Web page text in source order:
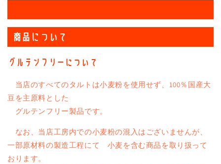
商品について
グルテンフリーについて
当店のすべてのタルトは小麦粉を使用せず、100％国産大
豆を主原料とした
グルテンフリー製品です。
なお、当店工房内での小麦粉の混入はございませんが、
一部原材料の製造工程にて 小麦を含む商品を取り扱って
おります。